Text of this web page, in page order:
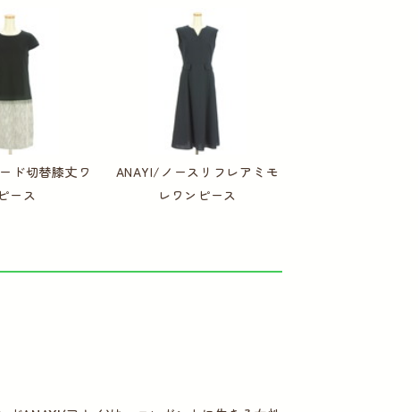
ド切替膝丈ワ
ース
ANAYI/ノースリフレアミモ
レワンピース